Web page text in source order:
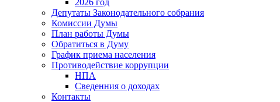
2026 год
Депутаты Законодательного собрания
Комиссии Думы
План работы Думы
Обратиться в Думу
График приема населения
Противодействие коррупции
НПА
Сведенния о доходах
Контакты